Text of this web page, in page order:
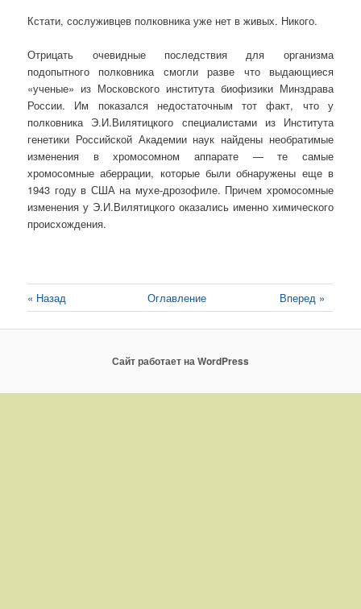
Кстати, сослуживцев полковника уже нет в живых. Никого.
Отрицать очевидные последствия для организма
подопытного полковника смогли разве что выдающиеся
«ученые» из Московского института биофизики Минздрава
России. Им показался недостаточным тот факт, что у
полковника Э.И.Вилятицкого специалистами из Института
генетики Российской Академии наук найдены необратимые
изменения в хромосомном аппарате — те самые
хромосомные аберрации, которые были обнаружены еще в
1943 году в США на мухе-дрозофиле. Причем хромосомные
изменения у Э.И.Вилятицкого оказались именно химического
происхождения.
« Назад Оглавление Вперед »
Сайт работает на WordPress